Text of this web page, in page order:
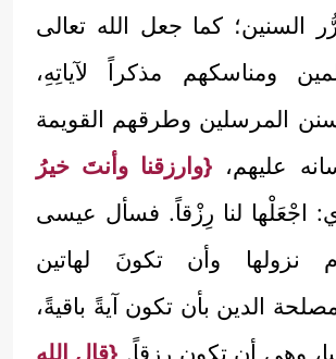
السنين؛ كما جعل الله تعالى
ومناسكهم مذكراً لآياتِهِ،
المرسلين وطرقهم القويمة
عليهم، {وارزقنا وأنتَ خيرُ
اجْعَلْها لنا رِزْقاً. فسأل عيسى
نزولها وأن تكونَ لهاتين
الدين بأن تكون آيةً باقيةً،
وهي أن تكون رزقاً. {قال الله